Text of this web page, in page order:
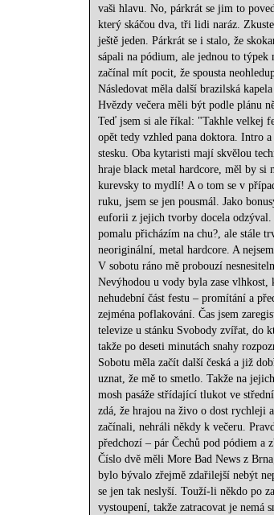
vaši hlavu. No, párkrát se jim to
který skáčou dva, tři lidi naráz.
ještě jeden. Párkrát se i stalo, že
sápali na pódium, ale jednou to týpek
začínal mít pocit, že spousta
Následovat měla další brazilská
Hvězdy večera měli být podle plánu
Teď jsem si ale říkal: "Takhle velkej
opět tedy vzhled pana doktora. Intro
stesku. Oba kytaristi mají skvělou
hraje black metal hardcore, měl by si
kurevsky to mydlí! A o tom se v
ruku, jsem se jen pousmál. Jako
euforii z jejich tvorby docela odzýval.
pomalu přicházím na chu?, ale stále
neoriginální, metal hardcore. A
V sobotu ráno mě probouzí
Nevýhodou u vody byla zase
nehudební část festu – promítání a
zejména poflakování. Čas jsem
televize u stánku Svobody zvířat, do
takže po deseti minutách snahy
Sobotu měla začít další česká a již
uznat, že mě to smetlo. Takže na
mosh pasáže střídající tlukot ve
zdá, že hrajou na živo o dost rychleji
začínali, nehráli někdy k večeru.
předchozí – pár Čechů pod pódiem a
Číslo dvě měli More Bad News z
bylo bývalo zřejmě zdařilejší nebýt
se jen tak neslyší. Touží-li někdo po
vystoupení, takže zatracovat je nemá